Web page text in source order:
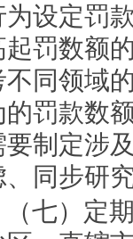
为设定罚
起罚数额
不同领域
的罚款数
要制定涉
、同步研
（七）定